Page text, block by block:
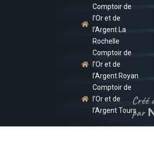
Comptoir de
l’Or et de
l’Argent La
Rochelle
Comptoir de
l’Or et de
l’Argent Royan
Comptoir de
l’Or et de
l’Argent Tours